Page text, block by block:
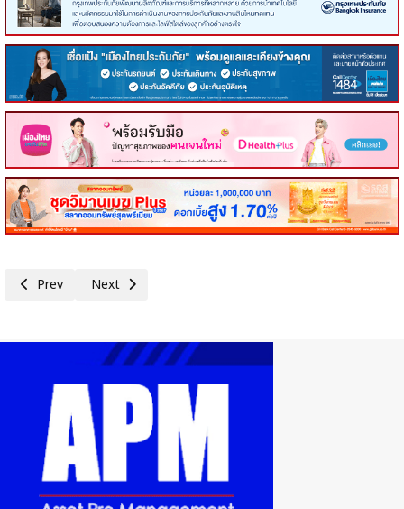
Previous article: สถานการณ์ตลาดที่อยู่อาศัย EEC ไตรมาส 1 ปี 2569
Prev Next article: SC ยกระดับประสบการณ์ซื้อบ้านให้ง่ายกว่าที่เค
Next